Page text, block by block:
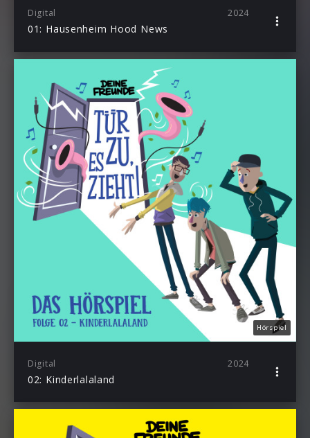
Digital 2024
01: Hausenheim Hood News
Hörspiel
Digital 2024
02: Kinderlalaland